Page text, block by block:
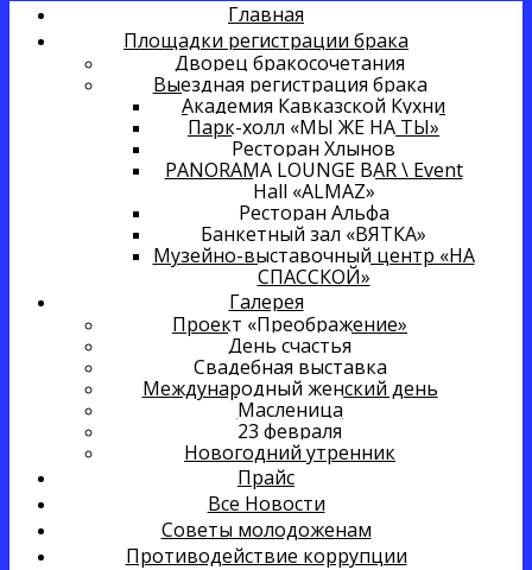
Главная
Площадки регистрации брака
Дворец бракосочетания
Выездная регистрация брака
Академия Кавказской Кухни
Парк-холл «МЫ ЖЕ НА ТЫ»
Ресторан Хлынов
PANORAMA LOUNGE BAR \ Event
Hall «ALMAZ»
Ресторан Альфа
Банкетный зал «ВЯТКА»
Музейно-выставочный центр «НА
СПАССКОЙ»
Галерея
Проект «Преображение»
День счастья
Свадебная выставка
Международный женский день
Масленица
23 февраля
Новогодний утренник
Прайс
Все Новости
Советы молодоженам
Противодействие коррупции